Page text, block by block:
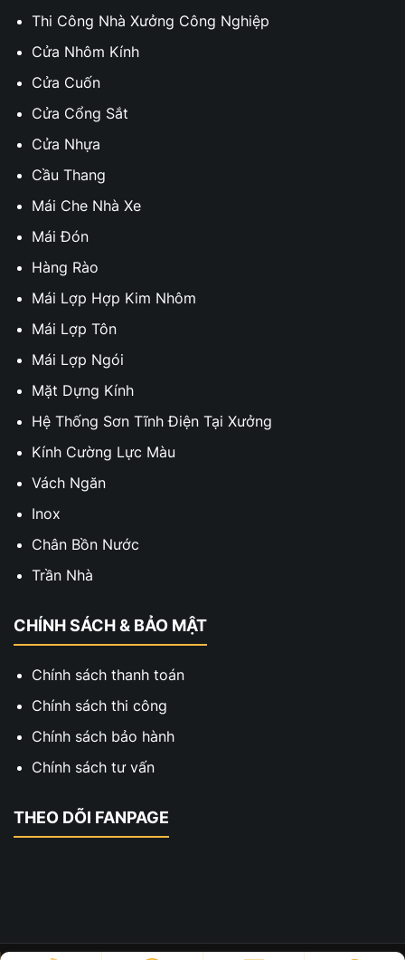
Thi Công Nhà Xưởng Công Nghiệp
Cửa Nhôm Kính
Cửa Cuốn
Cửa Cổng Sắt
Cửa Nhựa
Cầu Thang
Mái Che Nhà Xe
Mái Đón
Hàng Rào
Mái Lợp Hợp Kim Nhôm
Mái Lợp Tôn
Mái Lợp Ngói
Mặt Dựng Kính
Hệ Thống Sơn Tĩnh Điện Tại Xưởng
Kính Cường Lực Màu
Vách Ngăn
Inox
Chân Bồn Nước
Trần Nhà
CHÍNH SÁCH & BẢO MẬT
Chính sách thanh toán
Chính sách thi công
Chính sách bảo hành
Chính sách tư vấn
THEO DÕI FANPAGE